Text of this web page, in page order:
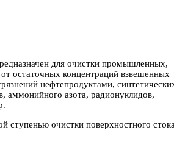
для очистки промышленных,
остаточных концентраций взвешенных
нефтепродуктами,
аммонийного азота, радионуклидов,
ступенью очистки поверхностного